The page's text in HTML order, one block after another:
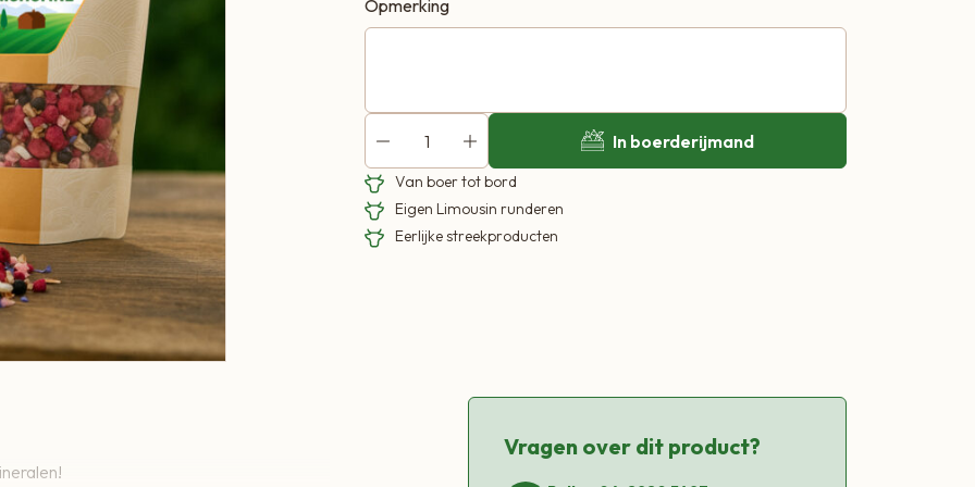
Opmerking
In boerderijmand
Van boer tot bord
Eigen Limousin runderen
Eerlijke streekproducten
Vragen over dit product?